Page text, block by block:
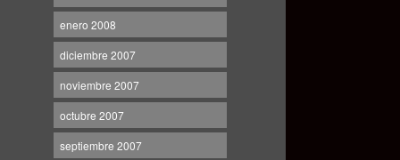
enero 2008
diciembre 2007
noviembre 2007
octubre 2007
septiembre 2007